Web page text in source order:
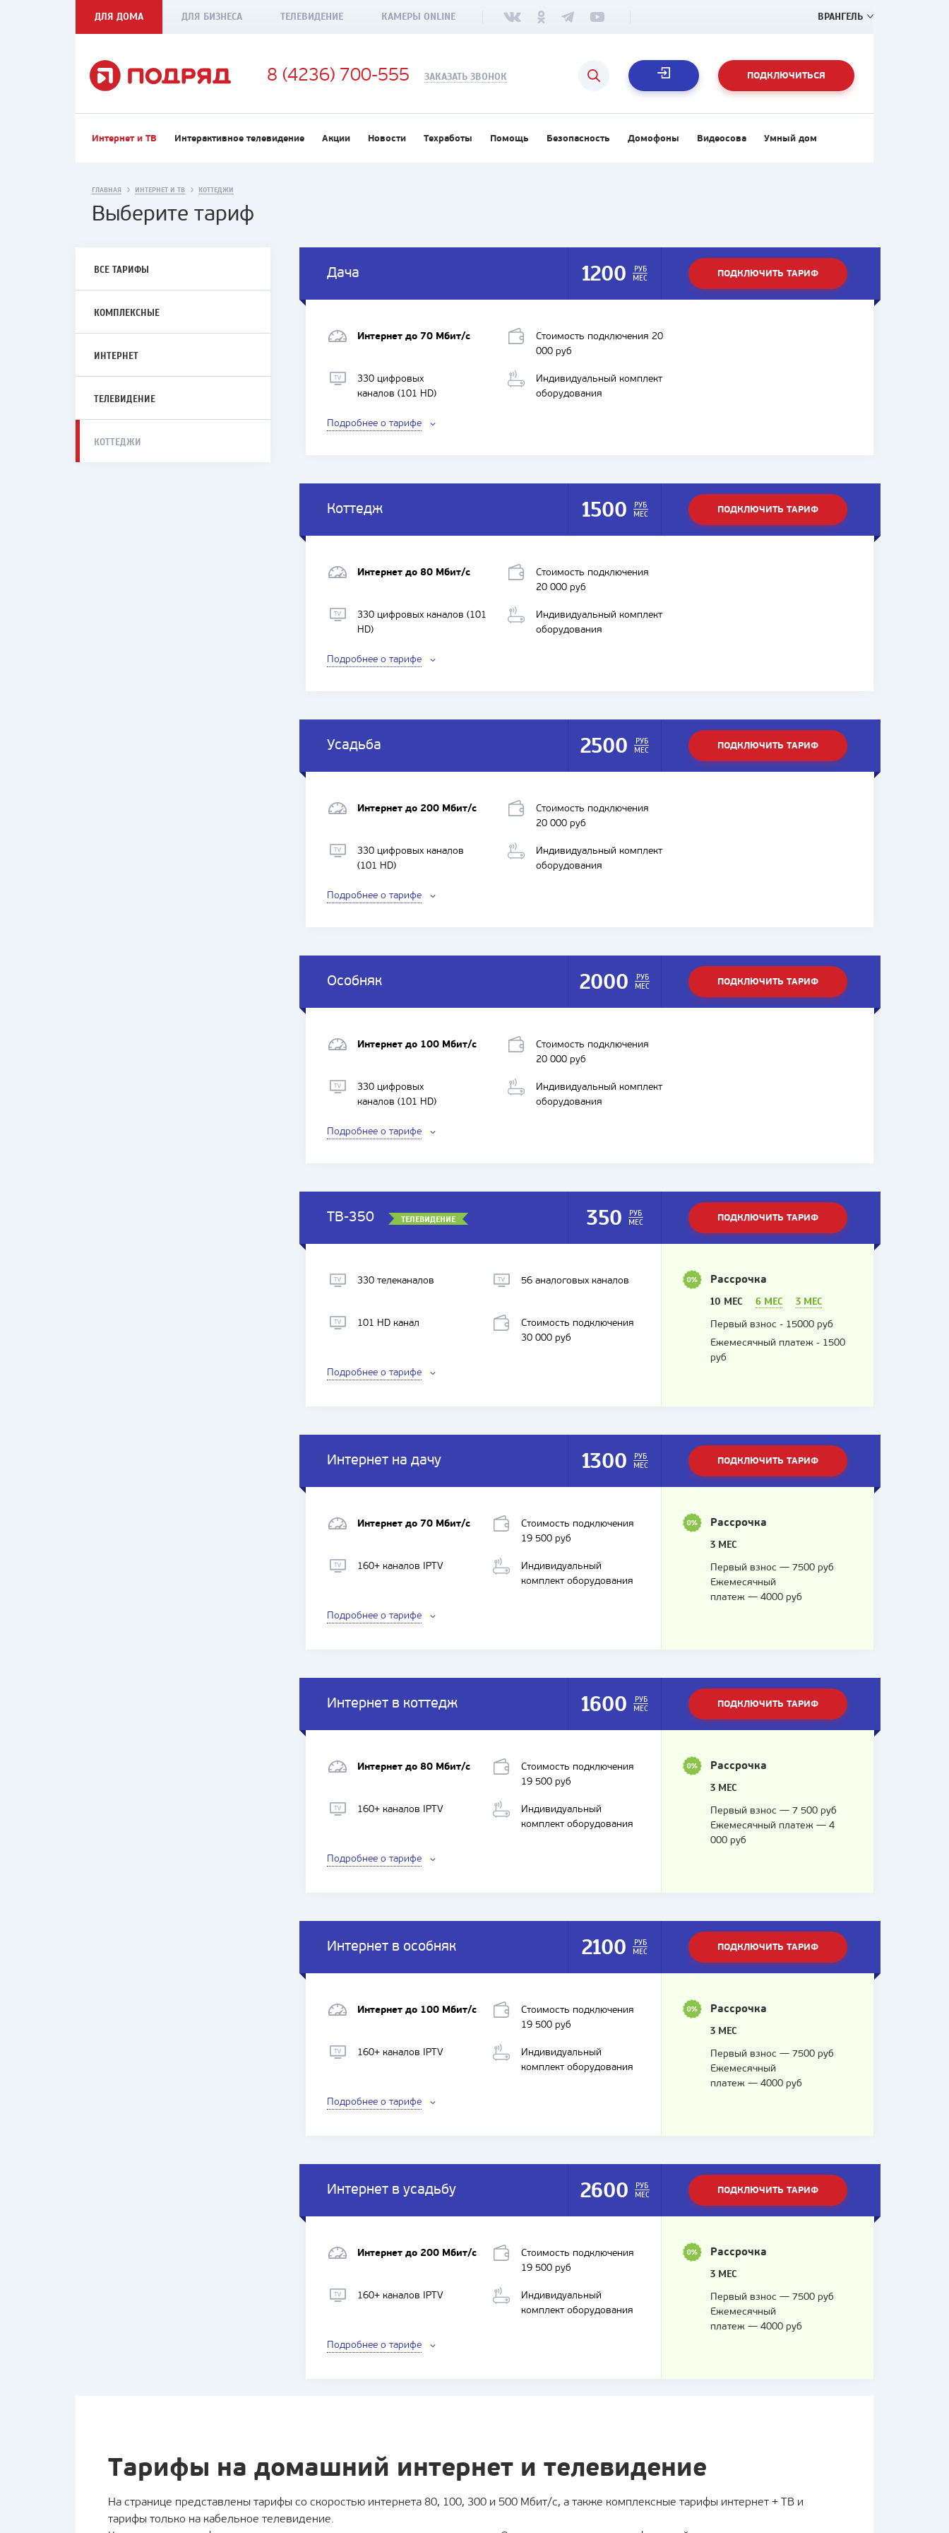
ДЛЯ ДОМА ДЛЯ БИЗНЕСА ТЕЛЕВИДЕНИЕ КАМЕРЫ ONLINE ВРАНГЕЛЬ
8 (4236) 700-555 ЗАКАЗАТЬ ЗВОНОК ПОДКЛЮЧИТЬСЯ
Интернет и ТВ Интерактивное телевидение Акции Новости Техработы Помощь Безопасность Домофоны Видеосова Умный дом
ГЛАВНАЯ ИНТЕРНЕТ И ТВ КОТТЕДЖИ
Выберите тариф
ВСЕ ТАРИФЫ
КОМПЛЕКСНЫЕ
ИНТЕРНЕТ
ТЕЛЕВИДЕНИЕ
КОТТЕДЖИ
Дача 1200
РУБ
МЕС
ПОДКЛЮЧИТЬ ТАРИФ
Интернет до 70 Мбит/с
330 цифровых
каналов (101 HD)
Стоимость подключения 20
000 руб
Индивидуальный комплект
оборудования
Подробнее о тарифе
Коттедж 1500
РУБ
МЕС
ПОДКЛЮЧИТЬ ТАРИФ
Интернет до 80 Мбит/с
330 цифровых каналов (101
HD)
Стоимость подключения
20 000 руб
Индивидуальный комплект
оборудования
Подробнее о тарифе
Усадьба 2500
РУБ
МЕС
ПОДКЛЮЧИТЬ ТАРИФ
Интернет до 200 Мбит/с
330 цифровых каналов
(101 HD)
Стоимость подключения
20 000 руб
Индивидуальный комплект
оборудования
Подробнее о тарифе
Особняк 2000
РУБ
МЕС
ПОДКЛЮЧИТЬ ТАРИФ
Интернет до 100 Мбит/с
330 цифровых
каналов (101 HD)
Стоимость подключения
20 000 руб
Индивидуальный комплект
оборудования
Подробнее о тарифе
ТВ-350 ТЕЛЕВИДЕНИЕ 350
РУБ
МЕС
ПОДКЛЮЧИТЬ ТАРИФ
330 телеканалов
101 HD канал
56 аналоговых каналов
Стоимость подключения
30 000 руб
Рассрочка
10 МЕС 6 МЕС 3 МЕС
Первый взнос - 15000 руб
Ежемесячный платеж - 1500
руб
Подробнее о тарифе
Интернет на дачу 1300
РУБ
МЕС
ПОДКЛЮЧИТЬ ТАРИФ
Интернет до 70 Мбит/с
160+ каналов IPTV
Стоимость подключения
19 500 руб
Индивидуальный
комплект оборудования
Рассрочка
3 МЕС
Первый взнос — 7500 руб
Ежемесячный
платеж — 4000 руб
Подробнее о тарифе
Интернет в коттедж 1600
РУБ
МЕС
ПОДКЛЮЧИТЬ ТАРИФ
Интернет до 80 Мбит/с
160+ каналов IPTV
Стоимость подключения
19 500 руб
Индивидуальный
комплект оборудования
Рассрочка
3 МЕС
Первый взнос — 7 500 руб
Ежемесячный платеж — 4
000 руб
Подробнее о тарифе
Интернет в особняк 2100
РУБ
МЕС
ПОДКЛЮЧИТЬ ТАРИФ
Интернет до 100 Мбит/с
160+ каналов IPTV
Стоимость подключения
19 500 руб
Индивидуальный
комплект оборудования
Рассрочка
3 МЕС
Первый взнос — 7500 руб
Ежемесячный
платеж — 4000 руб
Подробнее о тарифе
Интернет в усадьбу 2600
РУБ
МЕС
ПОДКЛЮЧИТЬ ТАРИФ
Интернет до 200 Мбит/с
160+ каналов IPTV
Стоимость подключения
19 500 руб
Индивидуальный
комплект оборудования
Рассрочка
3 МЕС
Первый взнос — 7500 руб
Ежемесячный
платеж — 4000 руб
Подробнее о тарифе
Тарифы на домашний интернет и телевидение
На странице представлены тарифы со скоростью интернета 80, 100, 300 и 500 Мбит/с, а также комплексные тарифы интернет + ТВ и
тарифы только на кабельное телевидение.